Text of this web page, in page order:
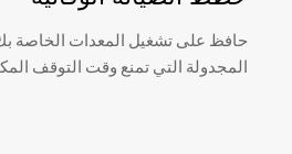
حافظ على تشغيل المعدات الخاصة
المجدولة التي تمنع وقت التوقف